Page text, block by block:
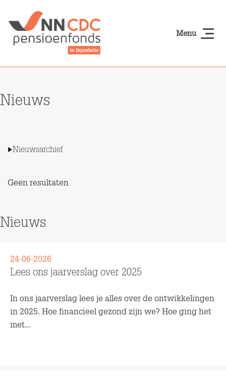
Menu
Nieuws
Nieuwsarchief
Geen resultaten
Nieuws
Lees ons jaarverslag over 2025
24-06-2026
In ons jaarverslag lees je alles over de ontwikkelingen
in 2025. Hoe financieel gezond zijn we? Hoe ging het
met...